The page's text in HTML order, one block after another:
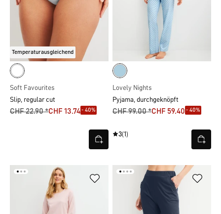
Temperaturausgleichend
Soft Favourites
Slip, regular cut
CHF 22.90 *CHF 13.74- 40%
Lovely Nights
Pyjama, durchgeknöpft
CHF 99.00 *CHF 59.40 - 40%
3(1)